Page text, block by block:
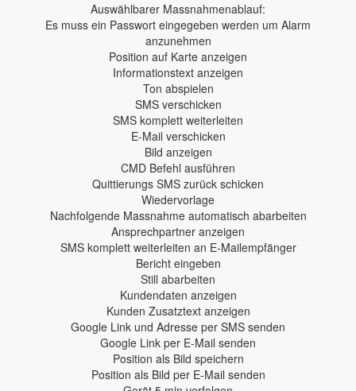
Auswählbarer Massnahmenablauf:
Es muss ein Passwort eingegeben werden um Alarm
anzunehmen
Position auf Karte anzeigen
Informationstext anzeigen
Ton abspielen
SMS verschicken
SMS komplett weiterleiten
E-Mail verschicken
Bild anzeigen
CMD Befehl ausführen
Quittierungs SMS zurück schicken
Wiedervorlage
Nachfolgende Massnahme automatisch abarbeiten
Ansprechpartner anzeigen
SMS komplett weiterleiten an E-Mailempfänger
Bericht eingeben
Still abarbeiten
Kundendaten anzeigen
Kunden Zusatztext anzeigen
Google Link und Adresse per SMS senden
Google Link per E-Mail senden
Position als Bild speichern
Position als Bild per E-Mail senden